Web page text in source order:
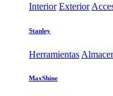
Interior Exterior
Stanley
Herramientas
MaxShine